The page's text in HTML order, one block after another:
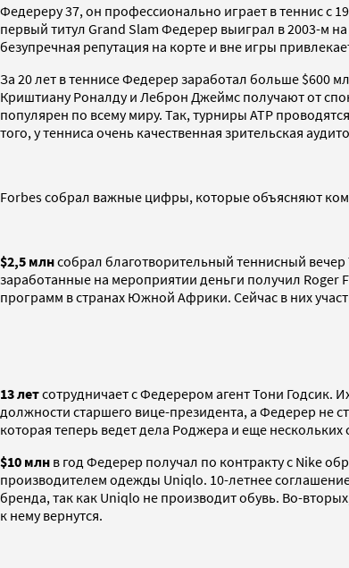
Федереру 37, он профессионально играет в теннис с
первый титул Grand Slam Федерер выиграл в 2003-м
безупречная репутация на корте и вне игры
За 20 лет в теннисе Федерер заработал больше $600
Криштиану Роналду и Леброн Джеймс получают от
популярен по всему миру. Так, турниры АТР
того, у тенниса очень качественная зрительская
Forbes собрал важные цифры, которые объясняют
$2,5 млнсобрал благотворительный теннисный
заработанные на мероприятии деньги получил Roger
программ в странах Южной Африки. Сейчас в них
13 летсотрудничает с Федерером агент Тони Годсик.
должности старшего вице-президента, а Федерер не
которая теперь ведет дела Роджера и еще
$10 млн в год Федерер получал по контракту с Nike
производителем одежды Uniqlo. 10-летнее
бренда, так как Uniqlo не производит обувь. Во-
к нему вернутся.